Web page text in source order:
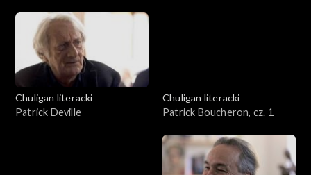
Chuligan literacki
Patrick Deville
Chuligan literacki
Patrick Boucheron, cz. 1